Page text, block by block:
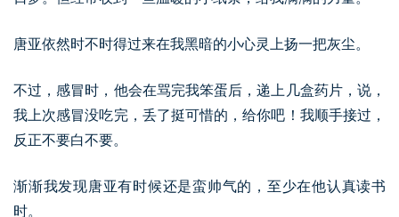
唐亚依然时不时得过来在我黑暗的小心灵上扬一把灰尘。
不过，感冒时，他会在骂完我笨蛋后，递上几盒药片，说，
我上次感冒没吃完，丢了挺可惜的，给你吧！我顺手接过，
反正不要白不要。
渐渐我发现唐亚有时候还是蛮帅气的，至少在他认真读书
时。